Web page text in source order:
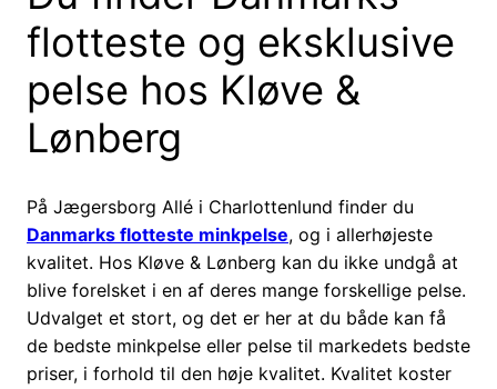
flotteste og eksklusive
pelse hos Kløve &
Lønberg
På Jægersborg Allé i Charlottenlund finder du
Danmarks flotteste minkpelse, og i allerhøjeste
kvalitet. Hos Kløve & Lønberg kan du ikke undgå at
blive forelsket i en af deres mange forskellige pelse.
Udvalget et stort, og det er her at du både kan få
de bedste minkpelse eller pelse til markedets bedste
priser, i forhold til den høje kvalitet. Kvalitet koster